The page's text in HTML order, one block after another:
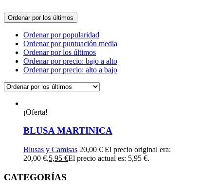
Ordenar por los últimos
Ordenar por popularidad
Ordenar por puntuación media
Ordenar por los últimos
Ordenar por precio: bajo a alto
Ordenar por precio: alto a bajo
¡Oferta!
BLUSA MARTINICA
Blusas y Camisas 20,00€ El precio original era:
20,00 €.5,95 €El precio actual es: 5,95 €.
CATEGORÍAS